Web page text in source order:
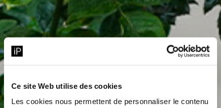
Ce site Web utilise des cookies
Les cookies nous permettent de personnaliser le contenu